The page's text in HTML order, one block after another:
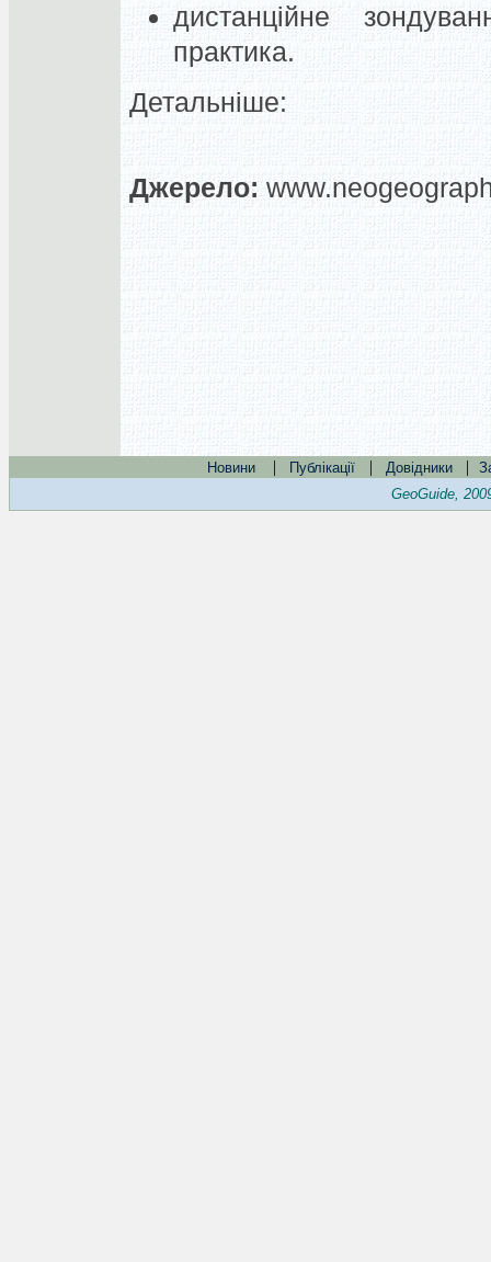
дистанційне
практика.
Детальніше:
Джерело:
Новини | Публікації | Довідники |
GeoGuide,